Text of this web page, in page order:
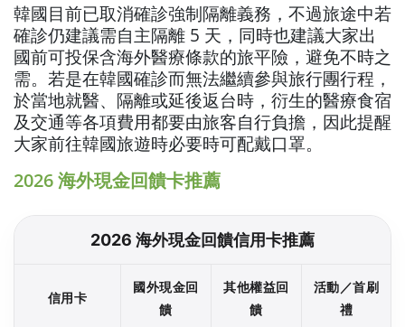
韓國目前已取消確診強制隔離義務，不過旅途中若
確診仍建議需自主隔離 5 天，同時也建議大家出
國前可投保含海外醫療條款的旅平險，避免不時之
需。若是在韓國確診而無法繼續參與旅行團行程，
於當地就醫、隔離或延後返台時，衍生的醫療食宿
及交通等各項費用都要由旅客自行負擔，因此提醒
大家前往韓國旅遊時必要時可配戴口罩。
2026 海外現金回饋卡推薦
2026 海外現金回饋信用卡推薦
信用卡
國外現金回
饋
其他權益回
饋
活動／首刷
禮